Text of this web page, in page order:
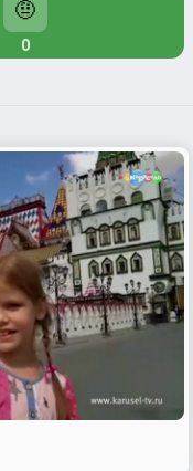
🤨
0